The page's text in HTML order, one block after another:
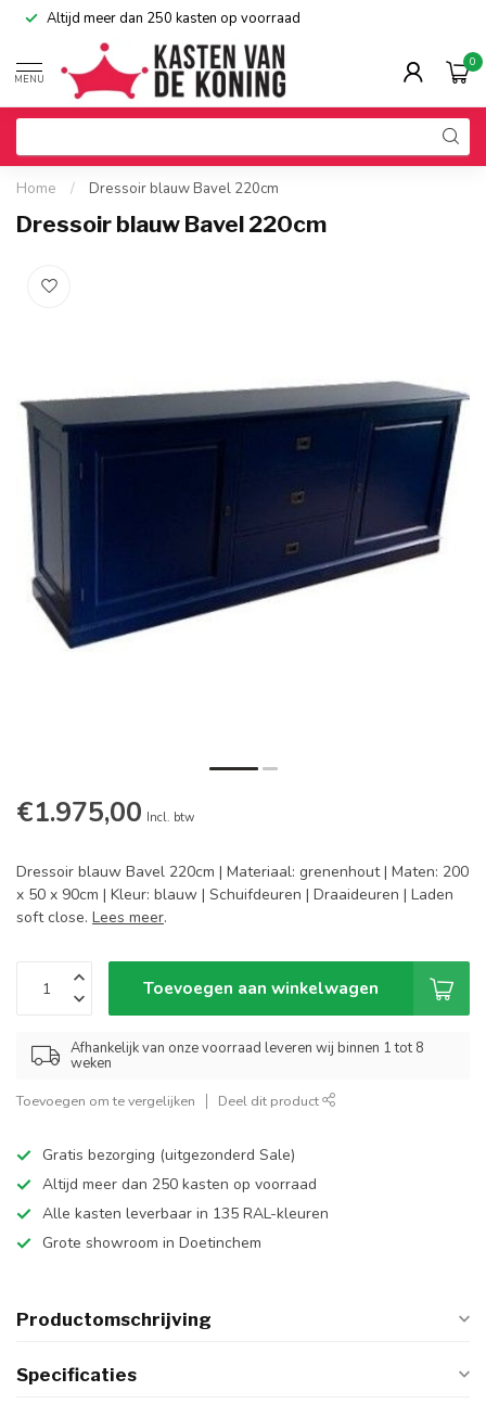
Altijd meer dan 250 kasten op voorraad
MENU
0
Home / Dressoir blauw Bavel 220cm
Dressoir blauw Bavel 220cm
€1.975,00 Incl. btw
Dressoir blauw Bavel 220cm | Materiaal: grenenhout | Maten: 200
x 50 x 90cm | Kleur: blauw | Schuifdeuren | Draaideuren | Laden
soft close. Lees meer.
Toevoegen aan winkelwagen
Afhankelijk van onze voorraad leveren wij binnen 1 tot 8
weken
Toevoegen om te vergelijken Deel dit product
Gratis bezorging (uitgezonderd Sale)
Altijd meer dan 250 kasten op voorraad
Alle kasten leverbaar in 135 RAL-kleuren
Grote showroom in Doetinchem
Productomschrijving
Specificaties